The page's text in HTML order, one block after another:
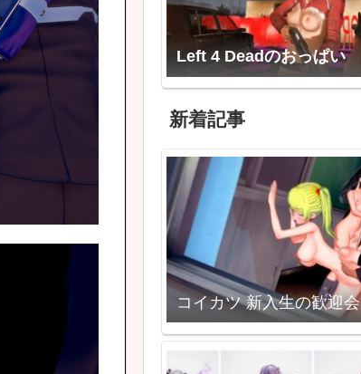
Left 4 Deadのおっぱい
新着記事
コイカツ 新入生の歓迎会